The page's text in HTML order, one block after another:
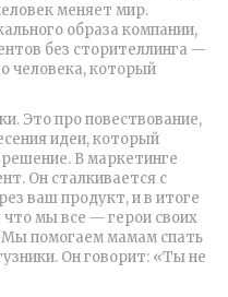
меняет мир.
образа компании,
без сторителлинга —
человека, который
Это проповествование,
идеи, который
. В маркетинге
Он сталкивается с
ваш продукт, и в итоге
мы все — герои своих
помогаем мамам спать
Он говорит: «Ты не